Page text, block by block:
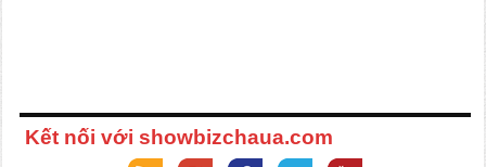
Kết nối với showbizchaua.com